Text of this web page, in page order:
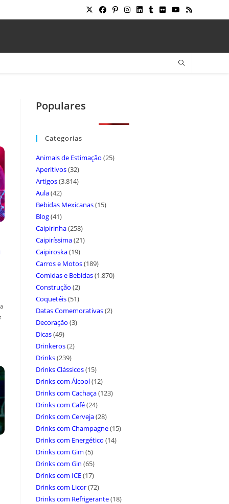
Populares
Categorias
Animais de Estimação (25)
Aperitivos(32)
Artigos(3.814)
Aula(42)
Bebidas Mexicanas(15)
Blog(41)
Caipirinha(258)
Caipiríssima(21)
Caipiroska(19)
Carros e Motos(189)
Comidas e Bebidas(1.870)
Construção (2)
Coquetéis(51)
Datas Comemorativas(2)
Decoração (3)
Dicas(49)
Drinkeros(2)
Drinks(239)
Drinks Clássicos(15)
Drinks com Álcool(12)
Drinks com Cachaça(123)
Drinks com Café(24)
Drinks com Cerveja(28)
Drinks com Champagne(15)
Drinks com Energético (14)
Drinks com Gim (5)
Drinks com Gin (65)
Drinks com ICE(17)
Drinks com Licor(72)
Drinks com Refrigerante(18)